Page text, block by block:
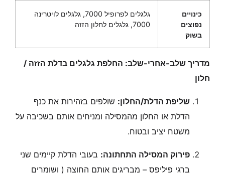
כינויים
נפוצים
בשוק
גלגלים לפרופיל 7000, גלגלים לויטרינה
7000, גלגלים לחלון הזזה
מדריך שלב-אחרי-שלב: החלפת גלגלים בדלת הזזה /
חלון
שליפת הדלת/החלון: שולפים בזהירות את כנף
הדלת או החלון מהמסילה ומניחים אותם בשכיבה על
משטח יציב ובטוח.
פירוק המסילה התחתונה: בעובי הדלת קיימים שני
ברגי פיליפס – מבריגים אותם החוצה ( ושומרים